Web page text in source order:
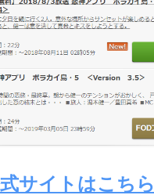
式サイトはこちら